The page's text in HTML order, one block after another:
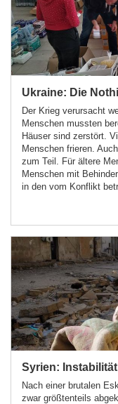
Ukraine: Die
Der Krieg verursacht
Menschen mussten
Häuser sind zerstört.
Menschen frieren.
zum Teil. Für ältere
Menschen mit
in den vom Konflikt
Syrien:
Nach einer brutalen
zwar größtenteils